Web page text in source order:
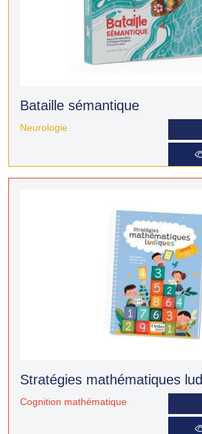
Bataille sémantique
Neurologie
Stratégies mathématiques
Cognition mathématique